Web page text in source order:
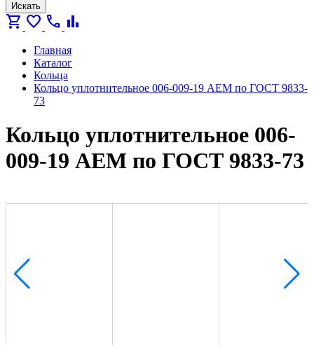
Искать
shopping_cart favorite call bar_chart
Главная
Каталог
Кольца
Кольцо уплотнительное 006-009-19 AEM по ГОСТ 9833-
73
Кольцо уплотнительное 006-
009-19 AEM по ГОСТ 9833-73